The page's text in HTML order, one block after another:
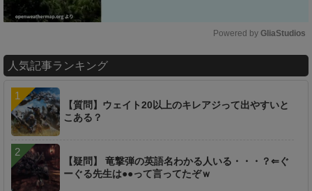
u
e
Powered by GliaStudios
人気記事ランキング
【質問】ウェイト20以上のキレアジって出やすいと
こある？
【疑問】 竜撃弾の英語名わかる人いる・・・？⇐ぐ
ーぐる先生は●●って言ってたぞｗ